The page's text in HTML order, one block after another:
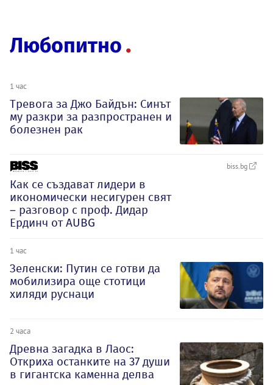
Любопитно
1 час
Тревога за Джо Байдън: Синът
му разкри за разпространен и
болезнен рак
biss.bg
Как се създават лидери в
икономически несигурен свят
– разговор с проф. Дидар
Ердинч от AUBG
1 час
Зеленски: Путин се готви да
мобилизира още стотици
хиляди руснаци
2 часа
Древна загадка в Лаос:
Откриха останките на 37 души
в гигантска каменна делва